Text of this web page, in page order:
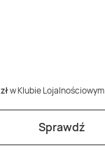
w Klubie Lojalnościowym
Sprawdź